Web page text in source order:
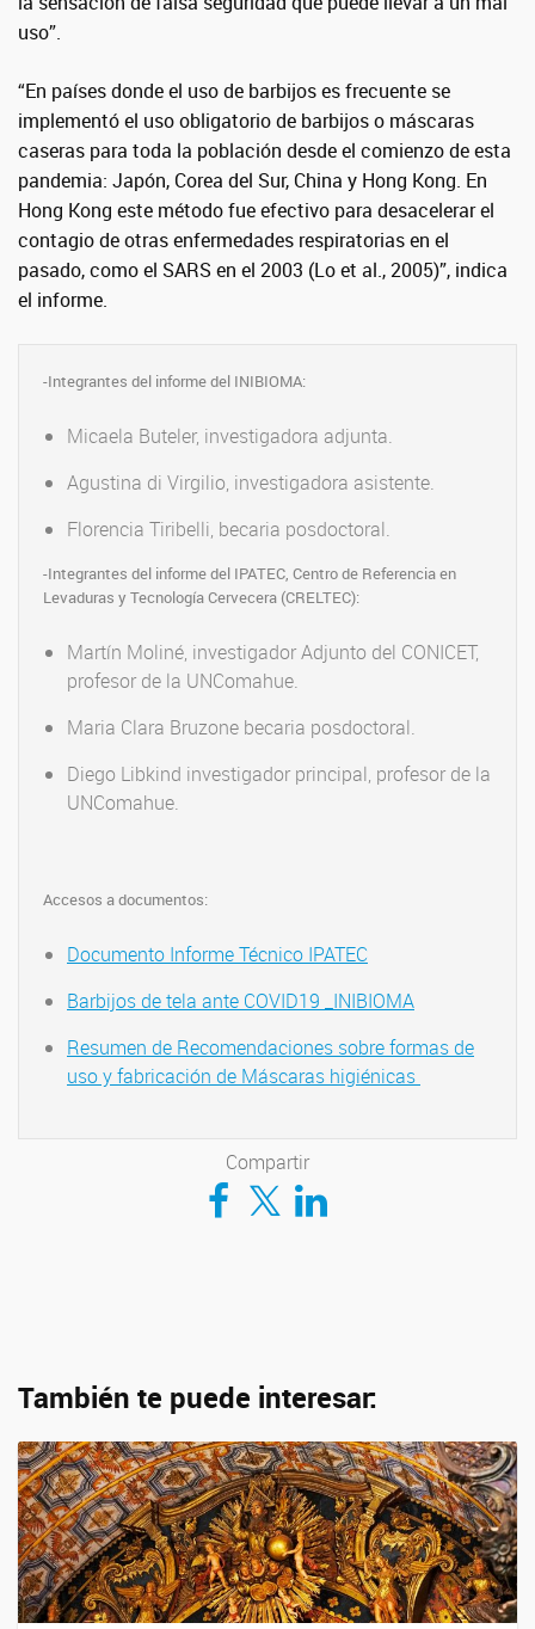
uso”.
“En países donde el uso de barbijos es frecuente se
implementó el uso obligatorio de barbijos o máscaras
caseras para toda la población desde el comienzo de esta
pandemia: Japón, Corea del Sur, China y Hong Kong. En
Hong Kong este método fue efectivo para desacelerar el
contagio de otras enfermedades respiratorias en el
pasado, como el SARS en el 2003 (Lo et al., 2005)”, indica
el informe.
-Integrantes del informe del INIBIOMA:
Micaela Buteler, investigadora adjunta.
Agustina di Virgilio, investigadora asistente.
Florencia Tiribelli, becaria posdoctoral.
-Integrantes del informe del IPATEC, Centro de Referencia en
Levaduras y Tecnología Cervecera (CRELTEC):
Martín Moliné, investigador Adjunto del CONICET,
profesor de la UNComahue.
Maria Clara Bruzone becaria posdoctoral.
Diego Libkind investigador principal, profesor de la
UNComahue.
Accesos a documentos:
Documento Informe Técnico IPATEC
Barbijos de tela ante COVID19 _INIBIOMA
Resumen de Recomendaciones sobre formas de
uso y fabricación de Máscaras higiénicas
Compartir
Compartir en Facebook
Compartir en TwitterCompartir en LinkedIn
También te puede interesar: